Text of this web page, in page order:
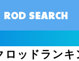
ROD SEARCH
ロッドランキ